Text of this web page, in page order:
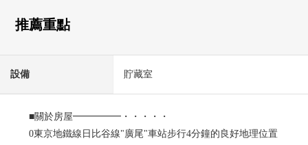
推薦重點
設備 貯藏室
■關於房屋━━━━━・・・・・
0東京地鐵線日比谷線"廣尾"車站步行4分鐘的良好地理位置